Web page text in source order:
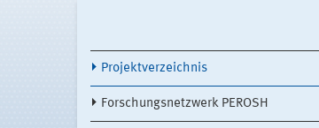
Projektverzeichnis
Forschungsnetzwerk PEROSH